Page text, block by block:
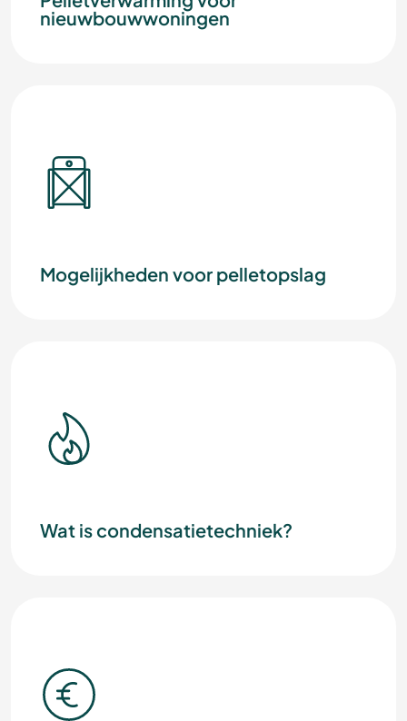
nieuwbouwwoningen
Mogelijkheden voor pelletopslag
Wat is condensatietechniek?